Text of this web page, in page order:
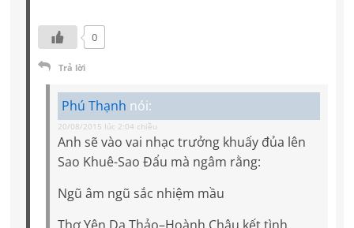
0
Trả lời
Phú Thạnh nói:
20/08/2015 lúc 2:04 chiều
Anh sẽ vào vai nhạc trưởng khuấy đủa lên
Sao Khuê-Sao Đẩu mà ngâm rằng:
Ngũ âm ngũ sắc nhiệm mầu